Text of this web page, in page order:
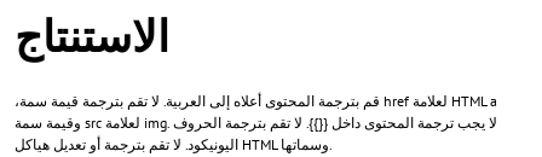
الاستنتاج
،قم بترجمة المحتوى أعلاه إلى العربية. لا تقم بترجمة قيمة سمة href لعلامة HTML a
وقيمة سمة src لعلامة img. لا يجب ترجمة المحتوى داخل {{}}. لا تقم بترجمة الحروف
اليونيكود. لا تقم بترجمة أو تعديل هياكل HTML وسماتها.